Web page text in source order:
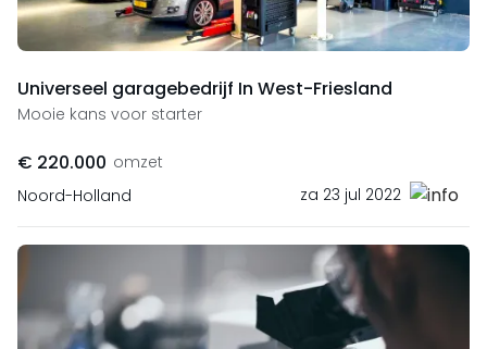
Universeel garagebedrijf In West-Friesland
Mooie kans voor starter
€ 220.000 omzet
Noord-Holland
za 23 jul 2022